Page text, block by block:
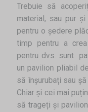
Trebuie să
material, sau pur
pentru o ședere
timp pentru a
pentru dvs. sunt
un pavilion pliabil
să înșurubați sau
Chiar și cei mai
să trageți și